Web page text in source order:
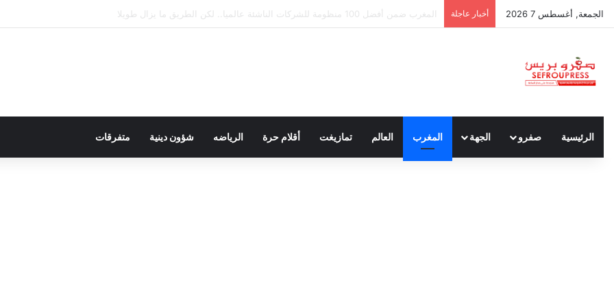
الجمعة, أغسطس 7 2026 أخبار عاجلة سبتة ومليلية… حين يتحدث أنصار الديمقراطية بلسان الاستعمار
الرئيسية صفرو الجهة المغرب العالم تمازيغت أقلام حرة الرياضه شؤون دينية متفرقات